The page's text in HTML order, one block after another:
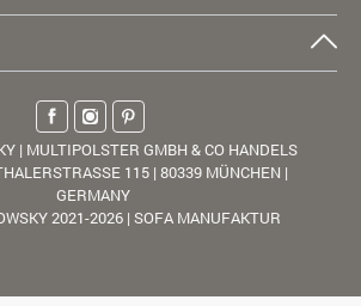
| MULTIPOLSTER GMBH & CO HANDELS
115 | 80339 MÜNCHEN |
GERMANY
2021-2026 | SOFA MANUFAKTUR